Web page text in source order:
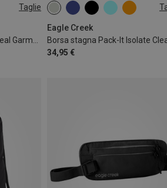
Taglie
Eagle Creek
34,95 €
ONE SIZE